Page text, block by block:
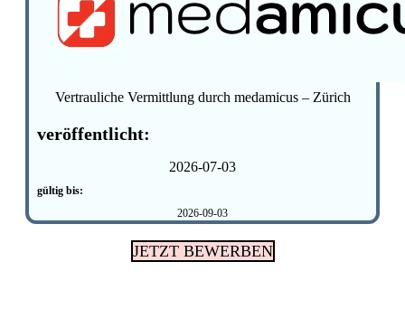
Vertrauliche Vermittlung durch medamicus – Zürich
veröffentlicht:
2026-07-03
gültig bis:
2026-09-03
JETZT BEWERBEN